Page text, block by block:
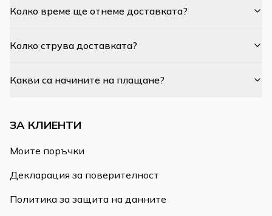
Колко време ще отнеме доставката?
Колко струва доставката?
Какви са начините на плащане?
ЗА КЛИЕНТИ
Моите поръчки
Декларация за поверителност
Политика за защита на данните